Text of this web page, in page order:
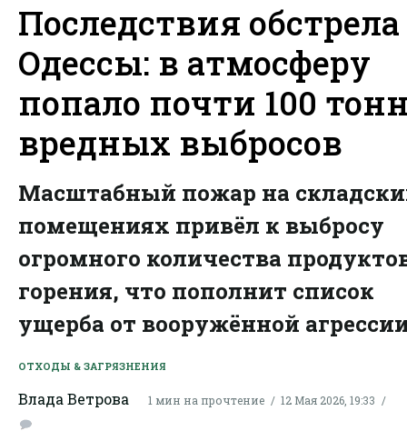
Последствия обстрела
Одессы: в атмосферу
попало почти 100
вредных выбросов
Масштабный пожар на
помещениях привёл к выбросу
огромного количества
горения, что пополнит список
ущерба от вооружённой
ОТХОДЫ & ЗАГРЯЗНЕНИЯ
Влада Ветрова 1 мин на прочтение 12 Мая 2026, 19:33